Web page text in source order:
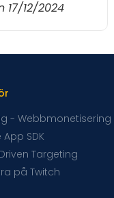
12/2024
- Webbmonetisering
SDK
Targeting
på Twitch